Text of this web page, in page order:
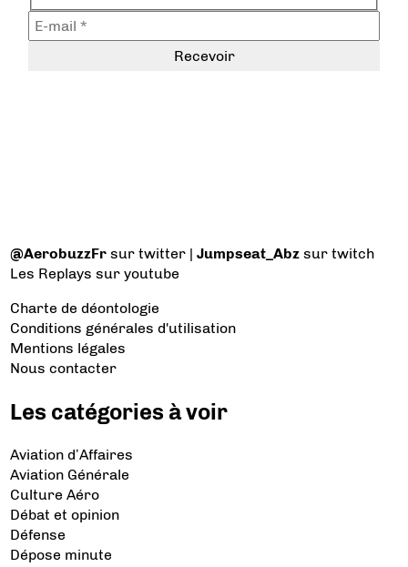
@AerobuzzFr sur twitter |Jumpseat_Abz sur twitch
Les Replays sur youtube
Charte de déontologie
Conditions générales d'utilisation
Mentions légales
Nous contacter
Les catégories à voir
Aviation d’Affaires
Aviation Générale
Culture Aéro
Débat et opinion
Défense
Dépose minute